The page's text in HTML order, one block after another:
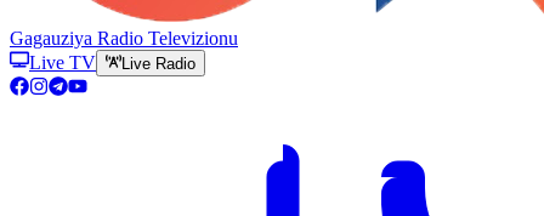
Gagauziya Radio Televizionu
Live TV
Live Radio